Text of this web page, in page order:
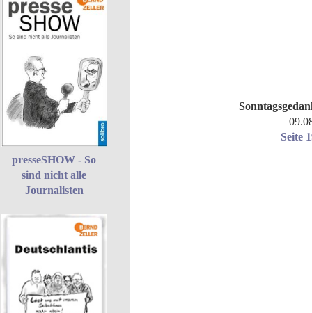
presseSHOW - So
sind nicht alle
Journalisten
Seite